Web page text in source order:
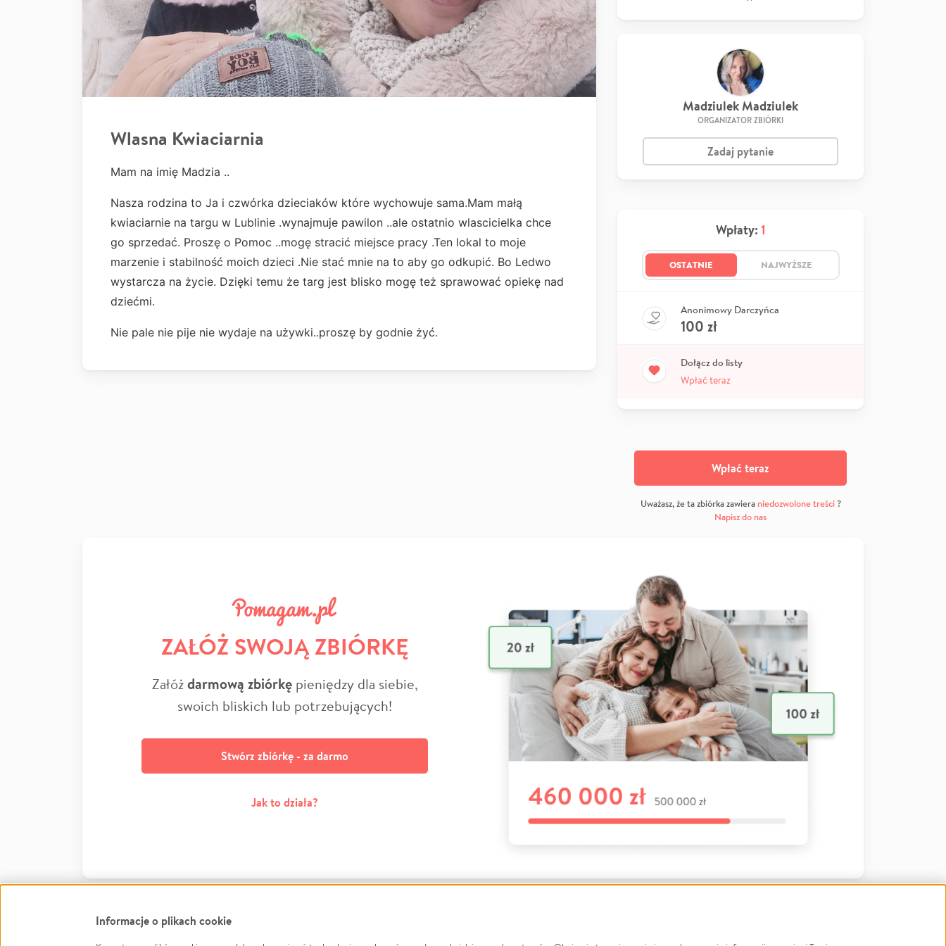
Wlasna Kwiaciarnia
Mam na imię Madzia ..
Nasza rodzina to Ja i czwórka dzieciaków które wychowuje sama.Mam małą
kwiaciarnie na targu w Lublinie .wynajmuje pawilon ..ale ostatnio wlascicielka chce
go sprzedać. Proszę o Pomoc ..mogę stracić miejsce pracy .Ten lokal to moje
marzenie i stabilność moich dzieci .Nie stać mnie na to aby go odkupić. Bo Ledwo
wystarcza na życie. Dzięki temu że targ jest blisko mogę też sprawować opiekę nad
dziećmi.
Nie pale nie pije nie wydaje na używki..proszę by godnie żyć.
Madziulek Madziulek
ORGANIZATOR ZBIÓRKI
Zadaj pytanie
Wpłaty: 1
OSTATNIE NAJWYŻSZE
Anonimowy Darczyńca
100 zł
Dołącz do listy
Wpłać teraz
Wpłać teraz
Uważasz, że ta zbiórka zawiera niedozwolone treści?
Napisz do nas
ZAŁÓŻ SWOJĄ ZBIÓRKĘ
Załóżdarmową zbiórkępieniędzy dla siebie,
swoich bliskich lub potrzebujących!
Stwórz zbiórkę - za darmo
Jak to działa?
Informacje o plikach cookie